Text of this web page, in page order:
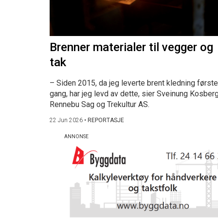
Brenner materialer til vegger og
tak
– Siden 2015, da jeg leverte brent kledning første
gang, har jeg levd av dette, sier Sveinung
Rennebu Sag og Trekultur AS.
22 Jun 2026 • REPORTASJE